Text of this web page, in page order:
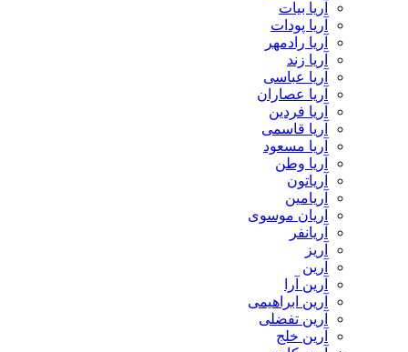
آریا بیات
آریا پودات
آریا رادمهر
آریا زند
آریا عباسی
آریا عصاران
آریا فردین
آریا قاسمی
آریا مسعود
آریا وطن
آریاتون
آریامین
آریان موسوی
آریانفر
آریز
آرین
آرین آرا
آرین ابراهیمی
آرین تفضلی
آرین خلج